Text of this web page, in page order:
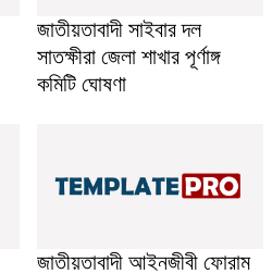
জাতীয়তাবাদী সাইবার দল
সাতক্ষীরা জেলা শাখার পূর্ণাঙ্গ
কমিটি ঘোষণা
জাতীয়তাবাদী আইনজীবী ফোরাম